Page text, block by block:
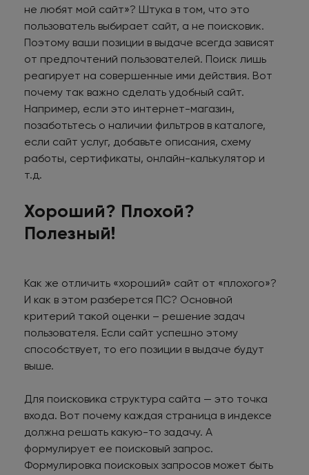
не любят мой сайт»? Штука в том, что это
пользователь выбирает сайт, а не поисковик.
Поэтому ваши позиции в выдаче всегда зависят
от предпочтений пользователей. Поиск лишь
реагирует на совершенные ими действия. Вот
почему так важно сделать удобный сайт.
Например, если это интернет-магазин,
позаботьтесь о наличии фильтров в каталоге,
если сайт услуг, добавьте описания, схему
работы, сертификаты, онлайн-калькулятор и
т.д.
Хороший? Плохой?
Полезный!
Как же отличить «хороший» сайт от «плохого»?
И как в этом разберется ПС? Основной
критерий такой оценки – решение задач
пользователя. Если сайт успешно этому
способствует, то его позиции в выдаче будут
выше.
Для поисковика структура сайта — это точка
входа. Вот почему каждая страница в индексе
должна решать какую-то задачу. А
формулирует ее поисковый запрос.
Формулировка поисковых запросов может быть